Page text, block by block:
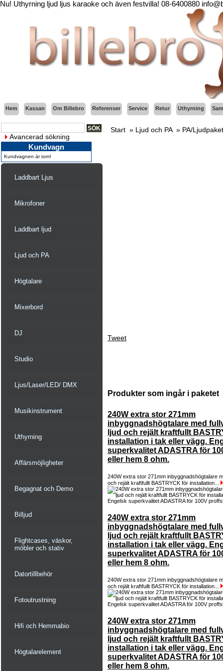
Nu! Uthyrning ljud ljus karaoke och även festvilla! 08-6400880
Hem Kassan Om Billebro Referenser Service Retur Uthyrning
Avancerad sökning
Kundvagn
Kundvagnen är tom!
Laddbart Ljus
Mikrofoner
Laddbart ljud
Ljud och PA
Högtalare
Mixerbord
DJ
Studio
Ljus/Laser/LED/ DMX
Musikinstrument
Uthyrning
Affärsmöjligheter
Begagnat och Demo
Billjud
Flightcases, väskor,
möbler och stativ
Datortillbehör
Fotoutrustning
Hifi och Hemmabio
Högtalarelement
Start » Ljud och PA» PA/Ljudpaket
Tweet
Produkter som ingår i paketet
240W extra stor 271mm
inbyggnadshögtalare med
ljud och rejält kraftfullt
installation i tak eller vägg.
superkvalitet ADASTRA för
eller hem 8 ohm.
240W extra stor 271mm inbyggnadshögtalare
och rejält kraftfullt BASTRYCK för installation...
240W extra stor 271mm
inbyggnadshögtalare med
ljud och rejält kraftfullt
installation i tak eller vägg.
superkvalitet ADASTRA för
eller hem 8 ohm.
240W extra stor 271mm inbyggnadshögtalare
och rejält kraftfullt BASTRYCK för installation...
240W extra stor 271mm
inbyggnadshögtalare med
ljud och rejält kraftfullt
installation i tak eller vägg.
superkvalitet ADASTRA för
eller hem 8 ohm.